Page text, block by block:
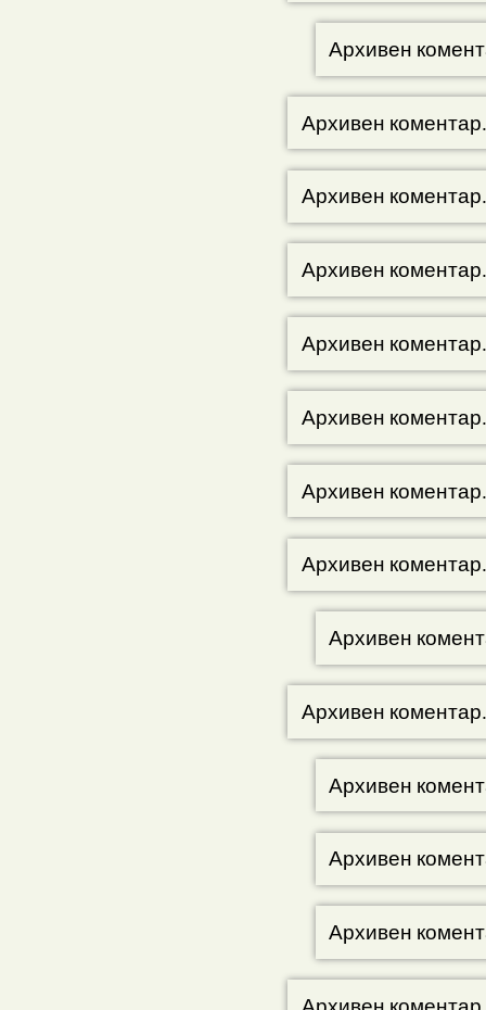
Архивен
Архивен коментар.
Архивен коментар.
Архивен коментар.
Архивен коментар.
Архивен коментар.
Архивен коментар.
Архивен коментар.
Архивен
Архивен коментар.
Архивен
Архивен
Архивен